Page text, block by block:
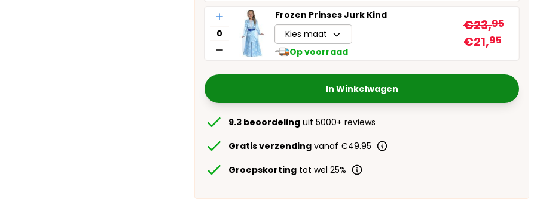
Aantal
Frozen Prinses Jurk Kind
Kies maat
Op voorraad
€23,95
€21,95
In Winkelwagen
9.3 beoordeling uit 5000+ reviews
Gratis verzending vanaf €49.95
Groepskorting tot wel 25%